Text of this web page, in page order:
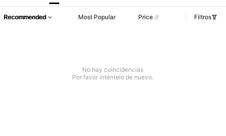
Recommended Most Popular Price Filtros
No hay coincidencias
Por favor inténtelo de nuevo.